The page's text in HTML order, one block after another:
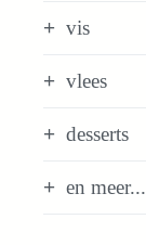
vis
vlees
desserts
en meer...